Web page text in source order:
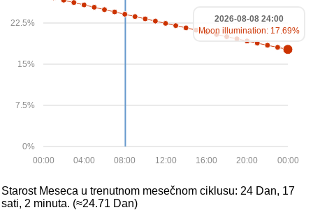
0%
7.5%
15%
22.5%
00:00
20:00
16:00
12:00
08:00
04:00
00:00
2026-08-08 24:00
Moon illumination: 17.69%
Starost Meseca u trenutnom mesečnom ciklusu: 24 Dan, 17
sati, 2 minuta. (≈24.71 Dan)